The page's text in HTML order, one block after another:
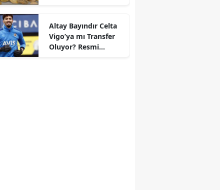
Altay Bayındır Celta
Vigo’ya mı Transfer
Oluyor? Resmi